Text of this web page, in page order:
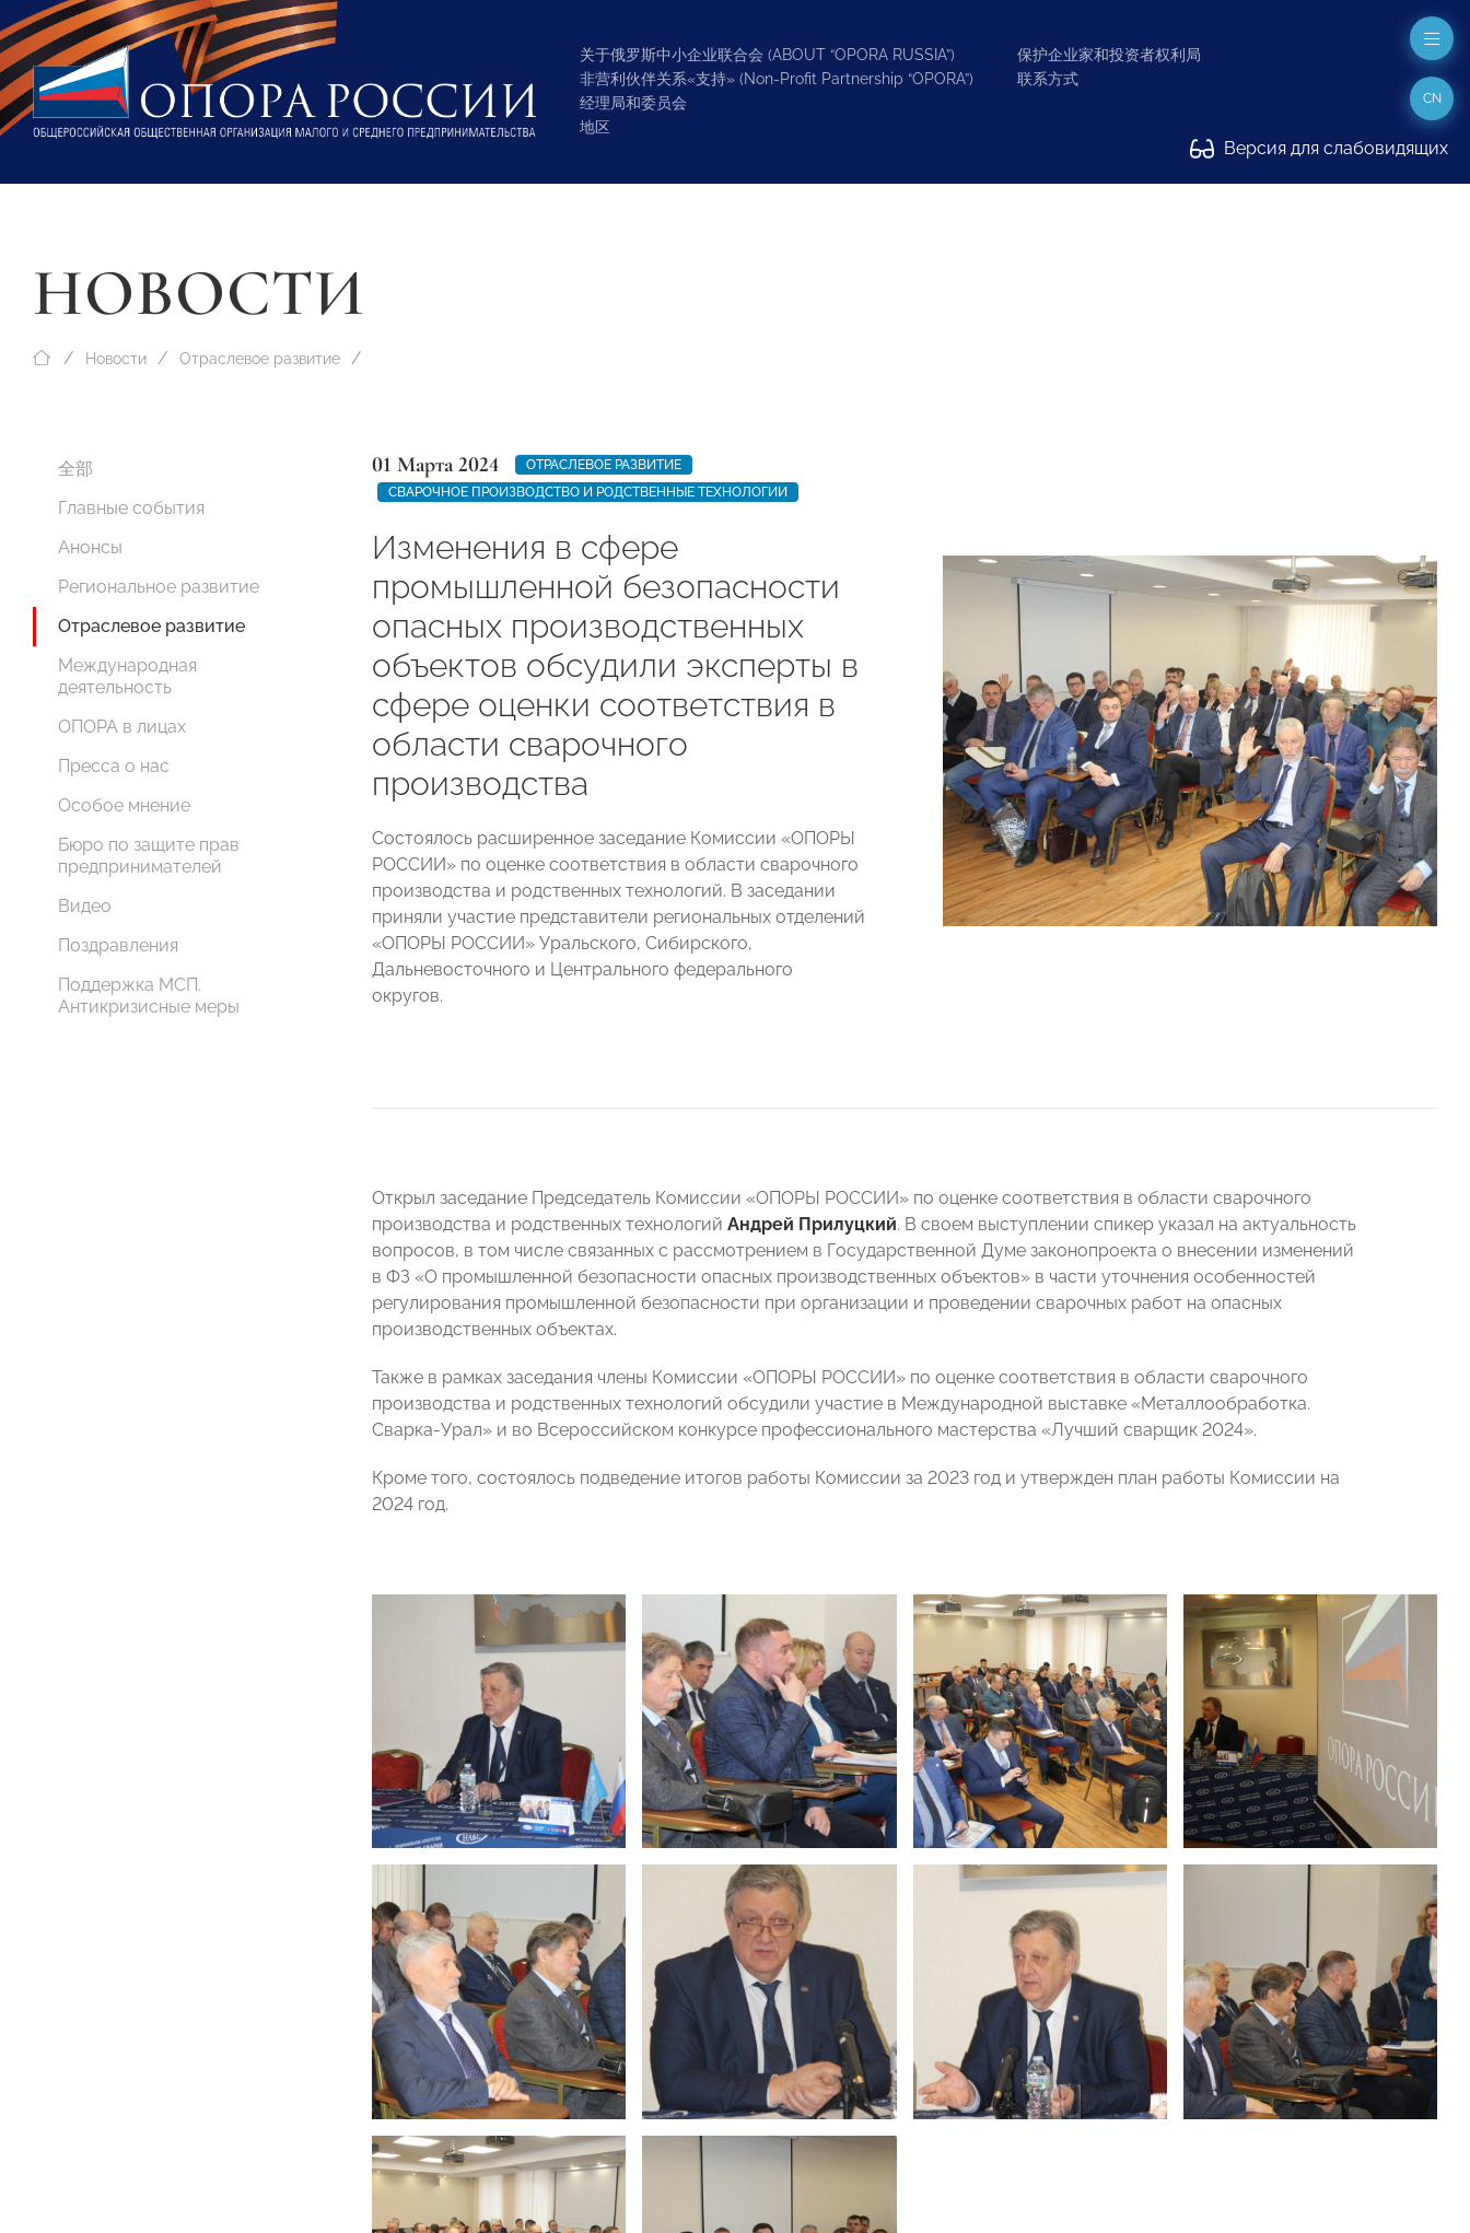
关于俄罗斯中小企业联合会 (ABOUT “OPORA RUSSIA”)
非营利伙伴关系«支持» (Non-Profit Partnership “OPORA”)
经理局和委员会
地区
保护企业家和投资者权利局
联系方式
Версия для слабовидящих
CN
НОВОСТИ
Новости Отраслевое развитие
全部
Главные события
Анонсы
Региональное развитие
Отраслевое развитие
Международная
деятельность
ОПОРА в лицах
Пресса о нас
Особое мнение
Бюро по защите прав
предпринимателей
Видео
Поздравления
Поддержка МСП.
Антикризисные меры
01 Марта 2024
ОТРАСЛЕВОЕ РАЗВИТИЕ
СВАРОЧНОЕ ПРОИЗВОДСТВО И РОДСТВЕННЫЕ ТЕХНОЛОГИИ
Изменения в сфере
промышленной безопасности
опасных производственных
объектов обсудили эксперты в
сфере оценки соответствия в
области сварочного
производства
Состоялось расширенное заседание Комиссии «ОПОРЫ
РОССИИ» по оценке соответствия в области сварочного
производства и родственных технологий. В заседании
приняли участие представители региональных отделений
«ОПОРЫ РОССИИ» Уральского, Сибирского,
Дальневосточного и Центрального федерального
округов.
Открыл заседание Председатель Комиссии «ОПОРЫ РОССИИ» по оценке соответствия в области сварочного
производства и родственных технологий Андрей Прилуцкий. В своем выступлении спикер указал на актуальность
вопросов, в том числе связанных с рассмотрением в Государственной Думе законопроекта о внесении изменений
в ФЗ «О промышленной безопасности опасных производственных объектов» в части уточнения особенностей
регулирования промышленной безопасности при организации и проведении сварочных работ на опасных
производственных объектах.
Также в рамках заседания члены Комиссии «ОПОРЫ РОССИИ» по оценке соответствия в области сварочного
производства и родственных технологий обсудили участие в Международной выставке «Металлообработка.
Сварка-Урал» и во Всероссийском конкурсе профессионального мастерства «Лучший сварщик 2024».
Кроме того, состоялось подведение итогов работы Комиссии за 2023 год и утвержден план работы Комиссии на
2024 год.